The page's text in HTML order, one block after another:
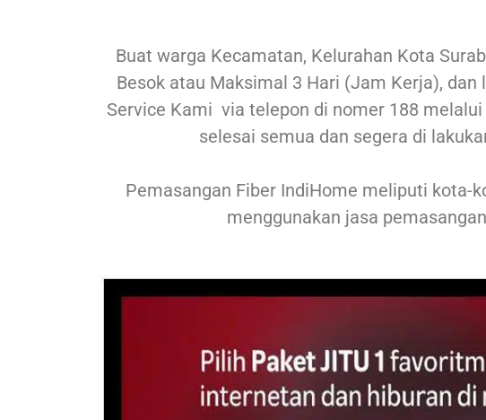
Buat warga Kecamatan, Kelurahan Kota
Besok atau Maksimal 3 Hari (Jam Kerja),
Service Kami via telepon di nomer 188
selesai semua dan segera di
Pemasangan Fiber IndiHome meliputi kota-
menggunakan jasa